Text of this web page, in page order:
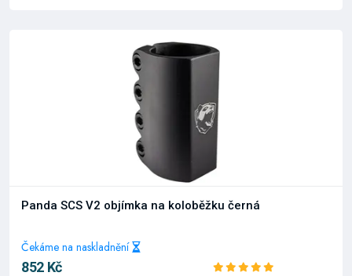
Panda SCS V2 objímka na koloběžku černá
Čekáme na naskladnění
852 Kč